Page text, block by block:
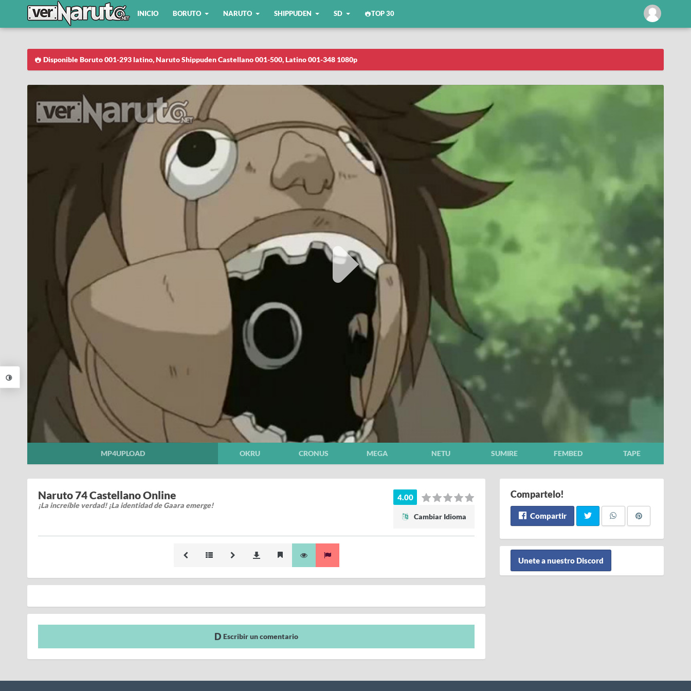
INICIO BORUTO NARUTO SHIPPUDEN SD TOP 30
Disponible Boruto 001-293 latino, Naruto Shippuden Castellano 001-500, Latino 001-348 1080p
MP4UPLOAD OKRU CRONUS MEGA NETU SUMIRE FEMBED TAPE
Naruto 74 Castellano Online
¡La increíble verdad! ¡La identidad de Gaara emerge!
4.00
Cambiar Idioma
Escribir un comentario
Compartelo!
Compartir
Unete a nuestro Discord